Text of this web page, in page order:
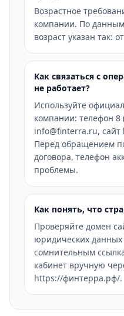
Возрастное
компании. По
возраст указан так:
Как связаться с
не работает?
Используйте
компании: телефон 8
info@finterra.ru,
Перед обращением
договора, телефон
проблемы.
Как понять, что
Проверяйте домен
юридических
сомнительным
кабинет вручную
https://финтерра.рф/.